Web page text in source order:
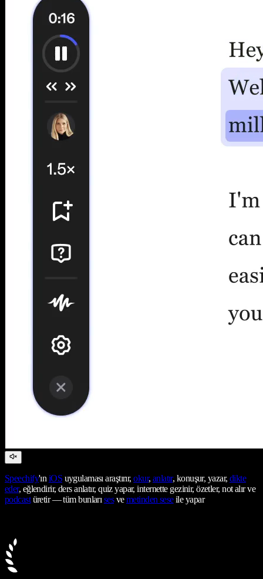
Speechify'ıniOS uygulaması araştırır,okur, anlatır, konuşur, yazar, dikte
eder, eğlendirir, ders anlatır, quiz yapar, internette gezinir, özetler, not alır ve
podcastüretir — tüm bunlarısesvemetinden seseile yapar